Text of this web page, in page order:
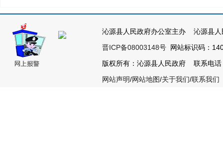
沁源县人民政府办公室主办 沁源县
晋ICP备08003148号 网站标识码：
版权所有：沁源县人民政府 联系电
网站声明/网站地图/关于我们/联系我们